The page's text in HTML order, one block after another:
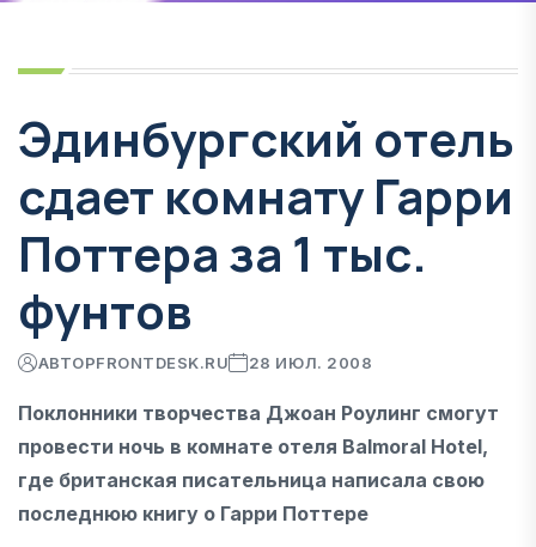
Эдинбургский отель
сдает комнату Гарри
Поттера за 1 тыс.
фунтов
АВТОРFRONTDESK.RU 28 ИЮЛ. 2008
Поклонники творчества Джоан Роулинг смогут
провести ночь в комнате отеля Balmoral Hotel,
где британская писательница написала свою
последнюю книгу о Гарри Поттере